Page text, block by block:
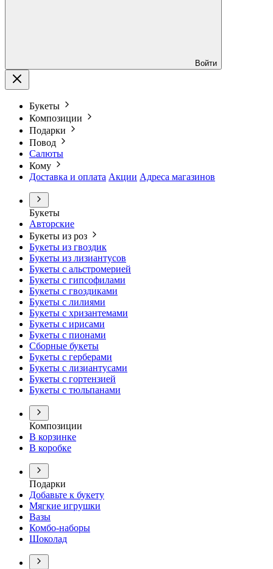
Войти
Букеты
Композиции
Подарки
Повод
Салюты
Кому
Доставка и оплата Акции Адреса магазинов
Букеты
Авторские
Букеты из роз
Букеты из гвоздик
Букеты из лизиантусов
Букеты с альстромерией
Букеты с гипсофилами
Букеты с гвоздиками
Букеты с лилиями
Букеты с хризантемами
Букеты с ирисами
Букеты с пионами
Сборные букеты
Букеты с герберами
Букеты с лизиантусами
Букеты с гортензией
Букеты с тюльпанами
Композиции
В корзинке
В коробке
Подарки
Добавьте к букету
Мягкие игрушки
Вазы
Комбо-наборы
Шоколад